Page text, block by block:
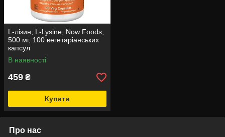
L-лізин, L-Lysine, Now Foods,
500 мг, 100 вегетаріанських
капсул
В наявності
459 ₴
Купити
Про нас